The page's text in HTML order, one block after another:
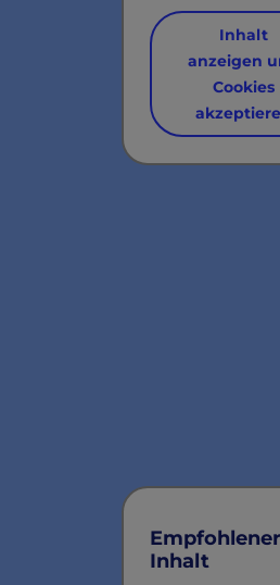
Inhalt
anzeigen
Cookies
Empfohlener
Inhalt